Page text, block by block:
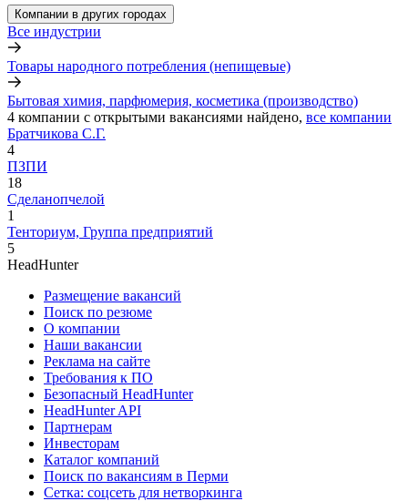
Компании в других городах
Все индустрии
Товары народного потребления (непищевые)
Бытовая химия, парфюмерия, косметика (производство)
4 компании с открытыми вакансиями найдено, все компании
Братчикова С.Г.
4
ПЗПИ
18
Сделанопчелой
1
Тенториум, Группа предприятий
5
HeadHunter
Размещение вакансий
Поиск по резюме
О компании
Наши вакансии
Реклама на сайте
Требования к ПО
Безопасный HeadHunter
HeadHunter API
Партнерам
Инвесторам
Каталог компаний
Поиск по вакансиям в Перми
Сетка: соцсеть для нетворкинга